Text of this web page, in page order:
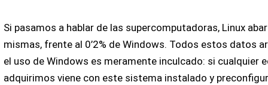
Si pasamos a hablar de las supercomputadoras, Linux
mismas, frente al 0’2% de Windows. Todos estos datos
el uso de Windows es meramente inculcado: si cualquier
adquirimos viene con este sistema instalado y